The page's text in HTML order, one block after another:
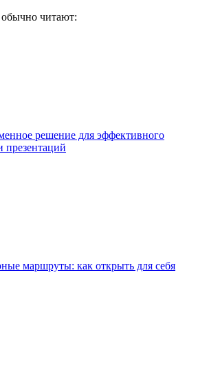
обычно читают:
решение для эффективного
презентаций
маршруты: как открыть для себя